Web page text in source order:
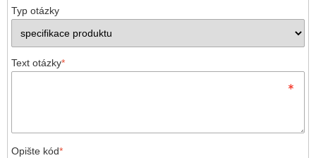
Typ otázky
Text otázky*
Opište kód*